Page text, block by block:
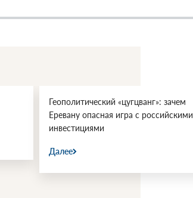
Геополитический «цугцванг»: зачем
Еревану опасная игра с российскими
инвестициями
Далее